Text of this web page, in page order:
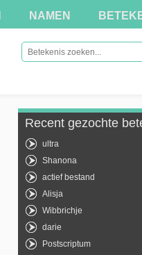
NAMEN
Recent gezochte
ultra
Shanona
actief bestand
Alisja
Wibbrichje
darie
Postscriptum